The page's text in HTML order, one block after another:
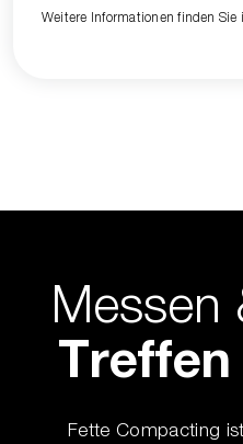
Weitere Informationen finden Sie
Messen
Fette Compacting